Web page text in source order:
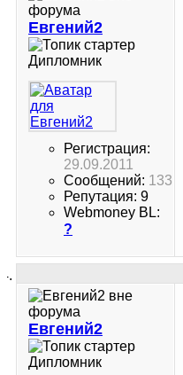
Евгений2
Дипломник
Регистрация:
29.09.2011
Сообщений: 133
Репутация: 9
Webmoney BL:
?
Евгений2
Дипломник